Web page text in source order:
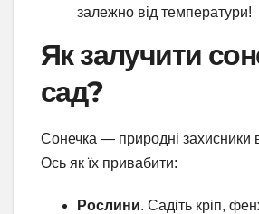
залежно від температури!
Як залучити
сад?
Сонечка — природні захисники
Ось як їх привабити:
Рослини. Садіть кріп,